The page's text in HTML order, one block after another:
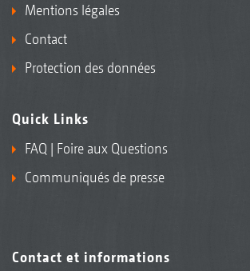
Mentions légales
Contact
Protection des données
Quick Links
FAQ | Foire aux Questions
Communiqués de presse
Contact et informations